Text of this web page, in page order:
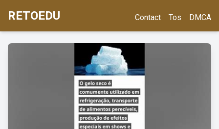
RETOEDU Contact Tos DMCA